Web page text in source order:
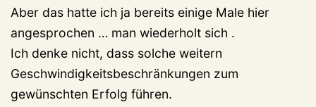
Aber das hatte ich ja bereits einige Male hier
angesprochen … man wiederholt sich .
Ich denke nicht, dass solche weitern
Geschwindigkeitsbeschränkungen zum
gewünschten Erfolg führen.